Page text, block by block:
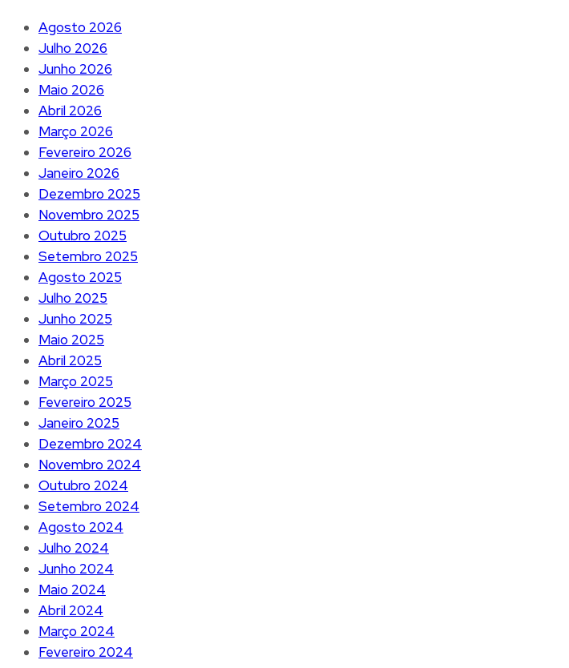
Agosto 2026
Julho 2026
Junho 2026
Maio 2026
Abril 2026
Março 2026
Fevereiro 2026
Janeiro 2026
Dezembro 2025
Novembro 2025
Outubro 2025
Setembro 2025
Agosto 2025
Julho 2025
Junho 2025
Maio 2025
Abril 2025
Março 2025
Fevereiro 2025
Janeiro 2025
Dezembro 2024
Novembro 2024
Outubro 2024
Setembro 2024
Agosto 2024
Julho 2024
Junho 2024
Maio 2024
Abril 2024
Março 2024
Fevereiro 2024